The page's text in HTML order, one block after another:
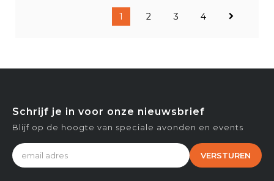
1 2 3 4
Schrijf je in voor onze nieuwsbrief
Blijf op de hoogte van speciale avonden en events
VERSTUREN